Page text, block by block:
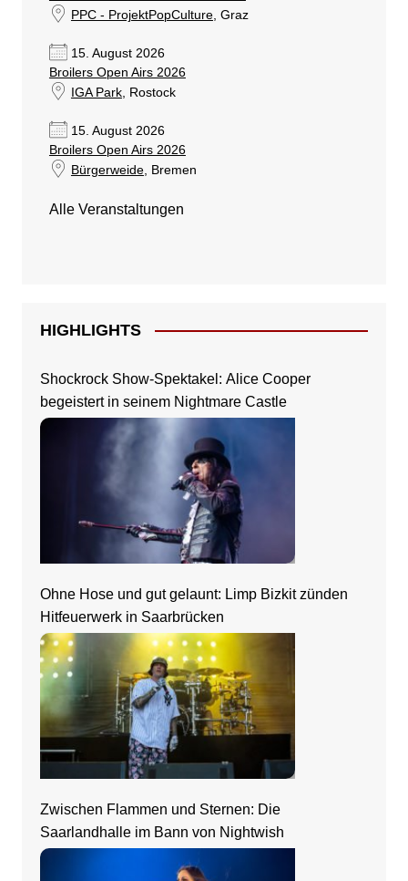
PPC - ProjektPopCulture, Graz
15. August 2026
Broilers Open Airs 2026
IGA Park, Rostock
15. August 2026
Broilers Open Airs 2026
Bürgerweide, Bremen
Alle Veranstaltungen
HIGHLIGHTS
Shockrock Show-Spektakel: Alice Cooper
begeistert in seinem Nightmare Castle
Ohne Hose und gut gelaunt: Limp Bizkit zünden
Hitfeuerwerk in Saarbrücken
Zwischen Flammen und Sternen: Die
Saarlandhalle im Bann von Nightwish